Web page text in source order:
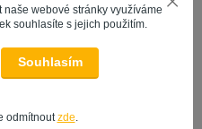
webové stránky využíváme
souhlasíte s jejich použitím.
Souhlasím
odmítnoutzde.